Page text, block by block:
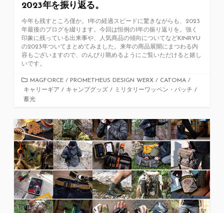
2023年を振り返る。
今年も残すところ僅か。1年の経過スピードに驚きながらも、2023
年最後のブログを綴ります。今回は恒例の1年の振り返りを。強く
印象に残っている出来事や、人気商品の傾向についてなどKINRYU
の2023年ついてまとめてみました。来年の商品展開にまつわる内
容もございますので、のんびり眺めるようにご覧いただけると嬉し
いです。
カ
テ
ゴ
ー
MAGFORCE / PROMETHEUS DESIGN WERX / CATOMA /
キャリーギア / キャンプグッズ / ミリタリーワッペン・パッチ /
蓄光